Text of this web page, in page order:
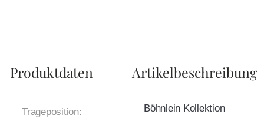
Produktdaten
Trageposition:
Artikelbeschreibung
Böhnlein Kollektion